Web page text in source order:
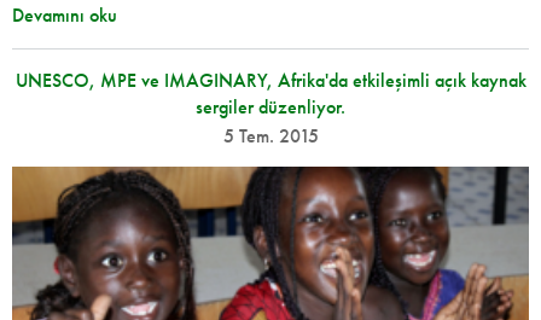
Devamını oku
UNESCO, MPE ve IMAGINARY, Afrika'da etkileşimli açık kaynak
sergiler düzenliyor.
5 Tem. 2015